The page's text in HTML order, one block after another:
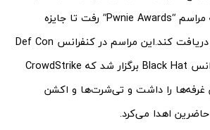
روی باز به روی صحنه مراسم “Pwnie Awards” رفت تا جایزه
کند.
این مراسم در کنفرانس Def Con
و پس از برگزاری کنفرانس Black Hat برگزار شد که CrowdStrike
غرفه‌ها را داشت و تی‌شرت‌ها و اکشن
اهدا می‌کرد.